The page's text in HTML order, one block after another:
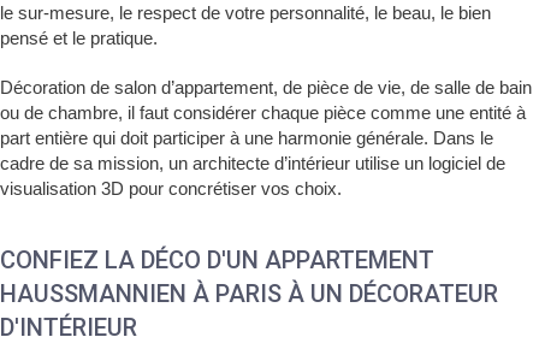
le sur-mesure, le respect de votre personnalité, le beau, le bien
pensé et le pratique.
Décoration de salon d’appartement, de pièce de vie, de salle de bain
ou de chambre, il faut considérer chaque pièce comme une entité à
part entière qui doit participer à une harmonie générale. Dans le
cadre de sa mission, un architecte d’intérieur utilise un logiciel de
visualisation 3D pour concrétiser vos choix.
CONFIEZ LA DÉCO D'UN APPARTEMENT
HAUSSMANNIEN À PARIS À UN DÉCORATEUR
D'INTÉRIEUR